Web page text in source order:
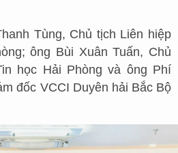
Tùng, Chủ tịch Liên hiệp
ông Bùi Xuân Tuấn, Chủ
học Hải Phòng và ông Phí
đốc VCCI Duyên hải Bắc Bộ